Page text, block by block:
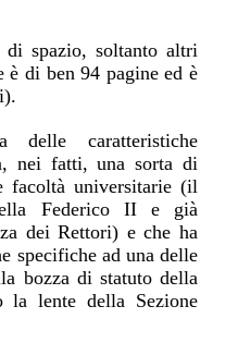
di spazio, soltanto altri
è di ben 94 pagine ed è
caratteristiche
nei fatti, una sorta di
facoltà universitarie (il
Federico II e già
dei Rettori) e che ha
specifiche ad una delle
bozza di statuto della
la lente della Sezione